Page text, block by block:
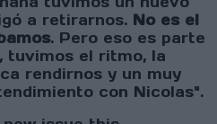
a retirarnos. No es el
. Pero eso es parte
tuvimos el ritmo, la
rendirnos y un muy
con Nicolas".